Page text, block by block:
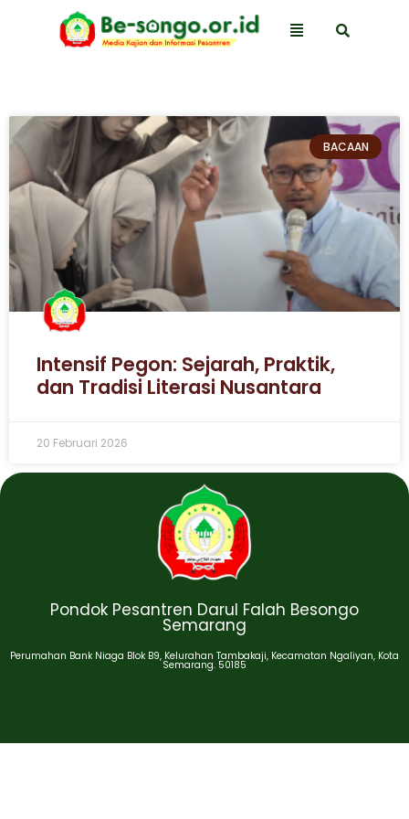
BACAAN
Intensif Pegon: Sejarah, Praktik,
dan Tradisi Literasi Nusantara
20 Februari 2026
Pondok Pesantren Darul Falah Besongo
Semarang
Perumahan Bank Niaga Blok B9, Kelurahan Tambakaji, Kecamatan Ngaliyan, Kota
Semarang. 50185